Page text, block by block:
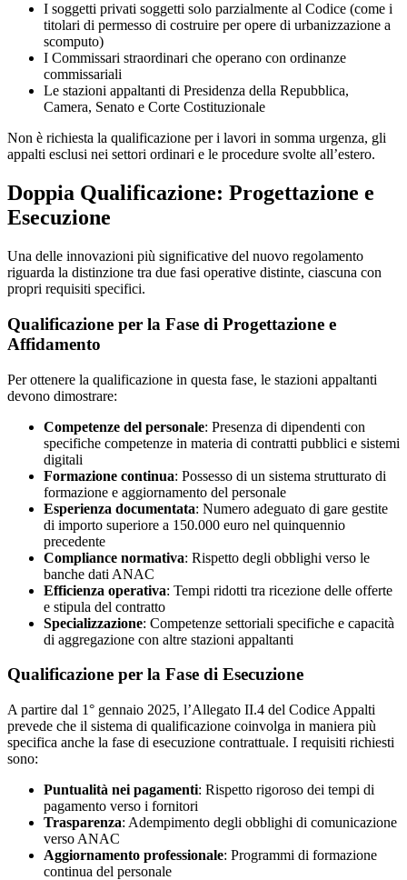
I soggetti privati soggetti solo parzialmente al Codice (come i
titolari di permesso di costruire per opere di urbanizzazione a
scomputo)
I Commissari straordinari che operano con ordinanze
commissariali
Le stazioni appaltanti di Presidenza della Repubblica,
Camera, Senato e Corte Costituzionale
Non è richiesta la qualificazione per i lavori in somma urgenza, gli
appalti esclusi nei settori ordinari e le procedure svolte all’estero.
Doppia Qualificazione: Progettazione e
Esecuzione
Una delle innovazioni più significative del nuovo regolamento
riguarda la distinzione tra due fasi operative distinte, ciascuna con
propri requisiti specifici.
Qualificazione per la Fase di Progettazione e
Affidamento
Per ottenere la qualificazione in questa fase, le stazioni appaltanti
devono dimostrare:
Competenze del personale: Presenza di dipendenti con
specifiche competenze in materia di contratti pubblici e sistemi
digitali
Formazione continua: Possesso di un sistema strutturato di
formazione e aggiornamento del personale
Esperienza documentata: Numero adeguato di gare gestite
di importo superiore a 150.000 euro nel quinquennio
precedente
Compliance normativa: Rispetto degli obblighi verso le
banche dati ANAC
Efficienza operativa: Tempi ridotti tra ricezione delle offerte
e stipula del contratto
Specializzazione: Competenze settoriali specifiche e capacità
di aggregazione con altre stazioni appaltanti
Qualificazione per la Fase di Esecuzione
A partire dal 1° gennaio 2025, l’Allegato II.4 del Codice Appalti
prevede che il sistema di qualificazione coinvolga in maniera più
specifica anche la fase di esecuzione contrattuale. I requisiti richiesti
sono:
Puntualità nei pagamenti: Rispetto rigoroso dei tempi di
pagamento verso i fornitori
Trasparenza: Adempimento degli obblighi di comunicazione
verso ANAC
Aggiornamento professionale: Programmi di formazione
continua del personale